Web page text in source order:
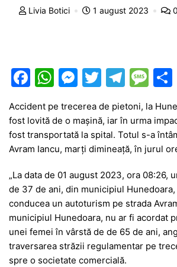
Livia Botici 1 august 2023 0
F
c
e
b
o
o
k
W
at
s
A
p
p
M
s
s
e
n
g
er
T
itt
er
T
el
e
gr
a
m
M
s
s
a
g
e
Accident pe trecerea de pietoni, la
fost lovită de o mașină, iar în urma
fost transportată la spital. Totul s-a
Avram Iancu, marți dimineață, în jurul
„La data de 01 august 2023, ora 08:26,
de 37 de ani, din municipiul
conducea un autoturism pe strada
municipiul Hunedoara, nu ar fi acordat
unei femei în vârstă de de 65 de ani,
traversarea străzii regulamentar pe
spre o societate comercială.